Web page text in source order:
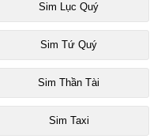
Sim Lục Quý
Sim Tứ Quý
Sim Thần Tài
Sim Taxi